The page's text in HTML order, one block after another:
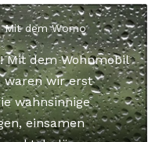
Mit dem Womo
Mit dem Wohnmobil
waren wir erst
wahnsinnige
einsamen